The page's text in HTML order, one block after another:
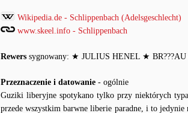
Wikipedia.de - Schlippenbach (Adelsgeschlecht)
www.skeel.info - Schlippenbach
Rewers sygnowany: ★ JULIUS HENEL ★
Przeznaczenie i datowanie - ogólnie
Guziki liberyjne spotykano tylko przy niektórych
przede wszystkim barwne liberie paradne, i to jedynie